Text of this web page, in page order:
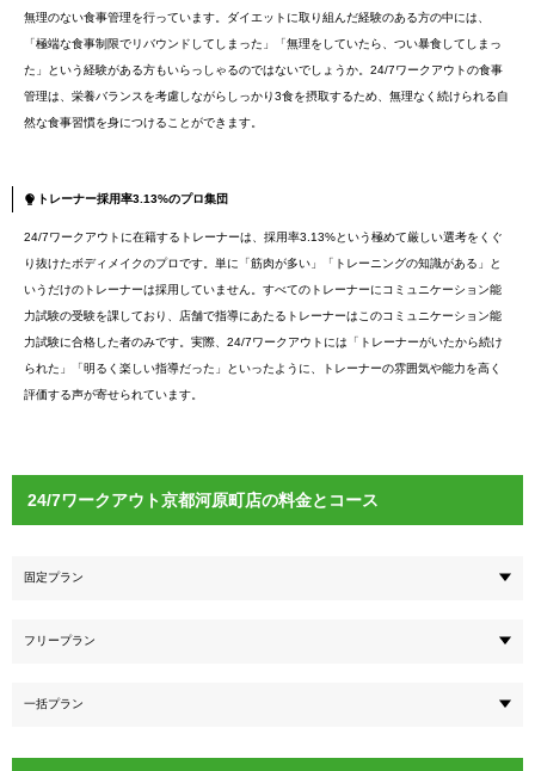
無理のない食事管理を行っています。ダイエットに取り組んだ経験のある方の中には、
「極端な食事制限でリバウンドしてしまった」「無理をしていたら、つい暴食してしまっ
た」という経験がある方もいらっしゃるのではないでしょうか。24/7ワークアウトの食事
管理は、栄養バランスを考慮しながらしっかり3食を摂取するため、無理なく続けられる自
然な食事習慣を身につけることができます。
トレーナー採用率3.13%のプロ集団
24/7ワークアウトに在籍するトレーナーは、採用率3.13%という極めて厳しい選考をくぐ
り抜けたボディメイクのプロです。単に「筋肉が多い」「トレーニングの知識がある」と
いうだけのトレーナーは採用していません。すべてのトレーナーにコミュニケーション能
力試験の受験を課しており、店舗で指導にあたるトレーナーはこのコミュニケーション能
力試験に合格した者のみです。実際、24/7ワークアウトには「トレーナーがいたから続け
られた」「明るく楽しい指導だった」といったように、トレーナーの雰囲気や能力を高く
評価する声が寄せられています。
24/7ワークアウト京都河原町店の料金とコース
固定プラン
フリープラン
一括プラン